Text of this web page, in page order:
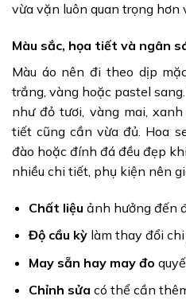
vừa vặn luôn quan trọng hơn
Màu sắc, họa tiết và ngân
Màu áo nên đi theo dịp
trắng, vàng hoặc pastel
như đỏ tươi, vàng mai,
tiết cũng cần vừa đủ. Hoa
đào hoặc đính đá đều đẹp
nhiều chi tiết, phụ kiện nên
Chất liệu ảnh hưởng đến
Độ cầu kỳlàm thay đổi chi
May sẵn hay may đo
Chỉnh sửa có thể cần